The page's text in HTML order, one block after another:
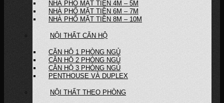
NHÀ PHỐ MẶT TIỀN 4M – 5M
NHÀ PHỐ MẶT TIỀN 6M – 7M
NHÀ PHỐ MẶT TIỀN 8M – 10M
NỘI THẤT CĂN HỘ
CĂN HỘ 1 PHÒNG NGỦ
CĂN HỘ 2 PHÒNG NGỦ
CĂN HỘ 3 PHÒNG NGỦ
PENTHOUSE VÀ DUPLEX
NỘI THẤT THEO PHÒNG